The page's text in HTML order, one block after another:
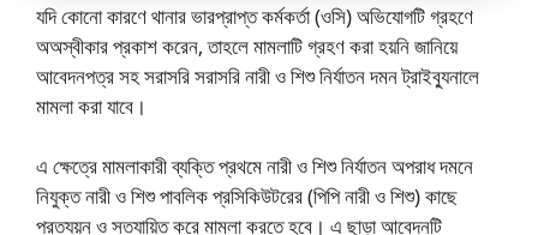
যদি কোনো কারণে থানার ভারপ্রাপ্ত কর্মকর্তা (ওসি) অভিযোগটি গ্রহণে
অঅস্বীকার প্রকাশ করেন, তাহলে মামলাটি গ্রহণ করা হয়নি জানিয়ে
আবেদনপত্র সহ সরাসরি সরাসরি নারী ও শিশু নির্যাতন দমন ট্রাইব্যুনালে
মামলা করা যাবে।
এ ক্ষেত্রে মামলাকারী ব্যক্তি প্রথমে নারী ও শিশু নির্যাতন অপরাধ দমনে
নিযুক্ত নারী ও শিশু পাবলিক প্রসিকিউটরের (পিপি নারী ও শিশু) কাছে
প্রত্যয়ন ও সত্যায়িত করে মামলা করতে হবে। এ ছাড়া আবেদনটি